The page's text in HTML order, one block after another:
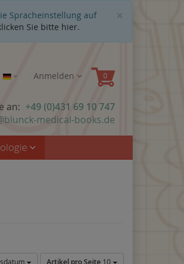
×
Spracheinstellung auf
Sie bitte hier.
Anmelden
an: +49 (0)431 69 10 747
medical-books.de
Artikel pro Seite 10